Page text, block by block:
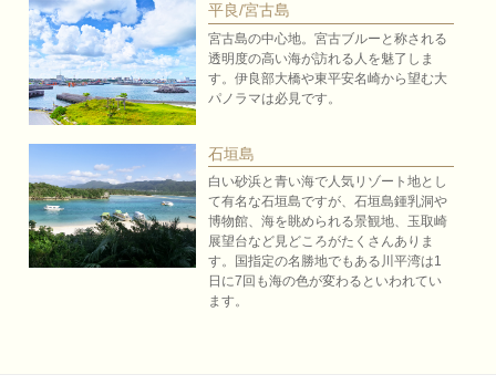
平良/宮古島
宮古島の中心地。宮古ブルーと称される
透明度の高い海が訪れる人を魅了しま
す。伊良部大橋や東平安名崎から望む大
パノラマは必見です。
石垣島
白い砂浜と青い海で人気リゾート地とし
て有名な石垣島ですが、石垣島鍾乳洞や
博物館、海を眺められる景観地、玉取崎
展望台など見どころがたくさんありま
す。国指定の名勝地でもある川平湾は1
日に7回も海の色が変わるといわれてい
ます。